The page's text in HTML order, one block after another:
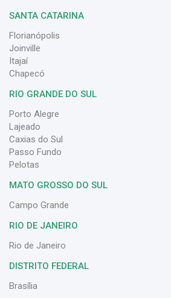
SANTA CATARINA
Florianópolis
Joinville
Itajaí
Chapecó
RIO GRANDE DO SUL
Porto Alegre
Lajeado
Caxias do Sul
Passo Fundo
Pelotas
MATO GROSSO DO SUL
Campo Grande
RIO DE JANEIRO
Rio de Janeiro
DISTRITO FEDERAL
Brasília